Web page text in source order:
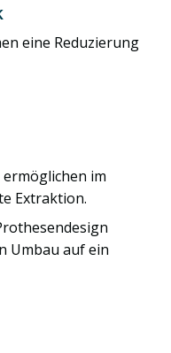
eine Reduzierung
ermöglichen im
Extraktion.
Umbau auf ein